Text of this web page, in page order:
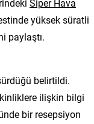
yüksek süratli
paylaştı.
belirtildi.
ilişkin bilgi
bir resepsiyon